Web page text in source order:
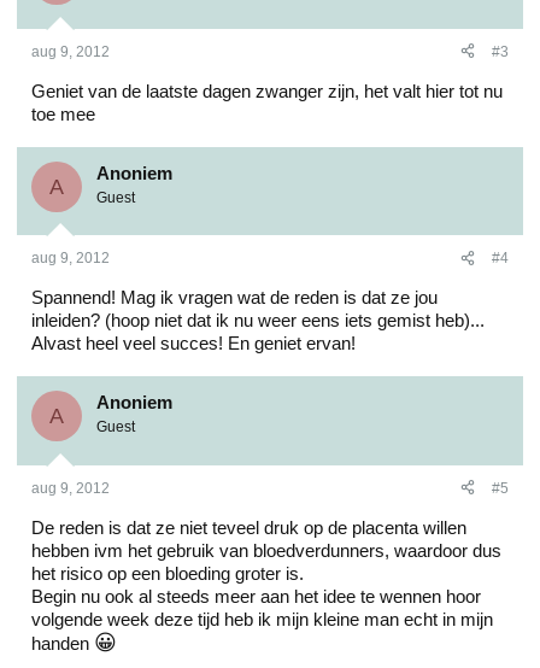
aug 9, 2012 #3
Geniet van de laatste dagen zwanger zijn, het valt hier tot nu
toe mee
A
Anoniem
Guest
aug 9, 2012 #4
Spannend! Mag ik vragen wat de reden is dat ze jou
inleiden? (hoop niet dat ik nu weer eens iets gemist heb)...
Alvast heel veel succes! En geniet ervan!
A
Anoniem
Guest
aug 9, 2012 #5
De reden is dat ze niet teveel druk op de placenta willen
hebben ivm het gebruik van bloedverdunners, waardoor dus
het risico op een bloeding groter is.
Begin nu ook al steeds meer aan het idee te wennen hoor
volgende week deze tijd heb ik mijn kleine man echt in mijn
handen 😀